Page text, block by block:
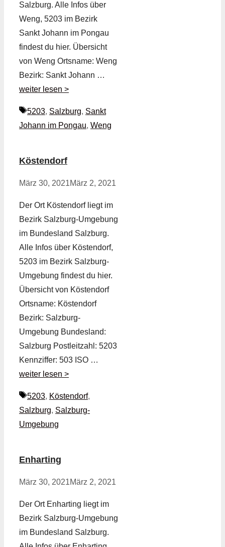
Salzburg. Alle Infos über
Weng, 5203 im Bezirk
Sankt Johann im Pongau
findest du hier. Übersicht
von Weng Ortsname: Weng
Bezirk: Sankt Johann …
weiter lesen >
Schlagwörter
5203, Salzburg, Sankt
Johann im Pongau, Weng
Köstendorf
März 30, 2021März 2, 2021
Der Ort Köstendorf liegt im
Bezirk Salzburg-Umgebung
im Bundesland Salzburg.
Alle Infos über Köstendorf,
5203 im Bezirk Salzburg-
Umgebung findest du hier.
Übersicht von Köstendorf
Ortsname: Köstendorf
Bezirk: Salzburg-
Umgebung Bundesland:
Salzburg Postleitzahl: 5203
Kennziffer: 503 ISO …
weiter lesen >
Schlagwörter
5203, Köstendorf,
Salzburg, Salzburg-
Umgebung
Enharting
März 30, 2021März 2, 2021
Der Ort Enharting liegt im
Bezirk Salzburg-Umgebung
im Bundesland Salzburg.